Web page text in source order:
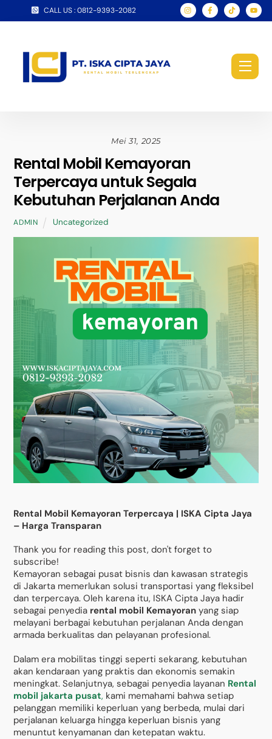
CALL US : 0812-9393-2082
Mei 31, 2025
Rental Mobil Kemayoran
Terpercaya untuk Segala
Kebutuhan Perjalanan Anda
ADMIN Uncategorized
Rental Mobil Kemayoran Terpercaya | ISKA Cipta Jaya
– Harga Transparan
Thank you for reading this post, don't forget to
subscribe!
Kemayoran sebagai pusat bisnis dan kawasan strategis
di Jakarta memerlukan solusi transportasi yang fleksibel
dan terpercaya. Oleh karena itu, ISKA Cipta Jaya hadir
sebagai penyedia rental mobil Kemayoran yang siap
melayani berbagai kebutuhan perjalanan Anda dengan
armada berkualitas dan pelayanan profesional.
Dalam era mobilitas tinggi seperti sekarang, kebutuhan
akan kendaraan yang praktis dan ekonomis semakin
meningkat. Selanjutnya, sebagai penyedia layanan Rental
mobil jakarta pusat, kami memahami bahwa setiap
pelanggan memiliki keperluan yang berbeda, mulai dari
perjalanan keluarga hingga keperluan bisnis yang
menuntut kenyamanan dan ketepatan waktu.